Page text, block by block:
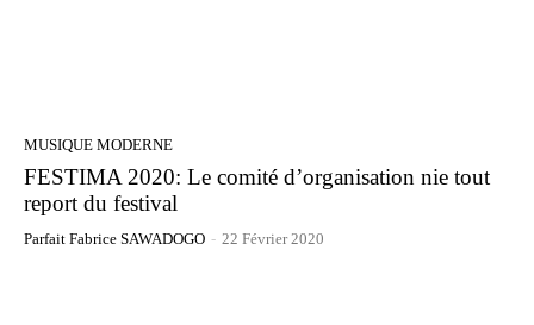
MUSIQUE MODERNE
FESTIMA 2020: Le comité d’organisation nie tout
report du festival
Parfait Fabrice SAWADOGO - 22 Février 2020